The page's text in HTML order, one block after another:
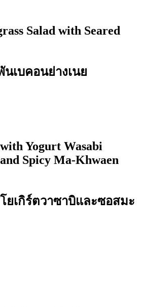
Salad with Seared
เบคอนย่างเนย
Yogurt Wasabi
Spicy Ma-Khwaen
ยเกิร์ตวาซาบิและซอสมะ